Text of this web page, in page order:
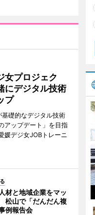
女プロジェク
デジタル技術
プ
礎的なデジタル技術
アップデート」を目指
媛デジ女JOBトレーニ
材と地域企業をマッ
松山で「だんだん複
例報告会